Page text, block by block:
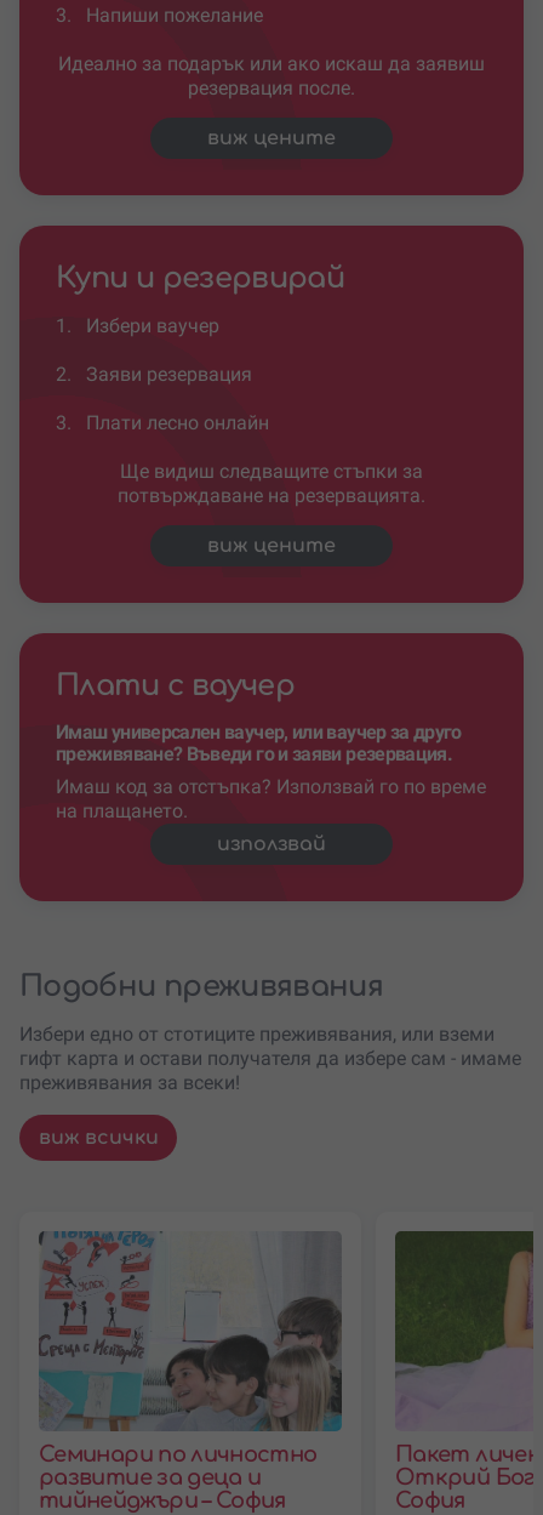
3. Напиши пожелание
Идеално за подарък или ако искаш да заявиш
резервация после.
виж цените
Купи и резервирай
1. Избери ваучер
2. Заяви резервация
3. Плати лесно онлайн
Ще видиш следващите стъпки за
потвърждаване на резервацията.
виж цените
Плати с ваучер
Имаш универсален ваучер, или ваучер за друго
преживяване? Въведи го и заяви резервация.
Имаш код за отстъпка? Използвай го по време
на плащането.
използвай
Подобни преживявания
Избери едно от стотиците преживявания, или вземи
гифт карта и остави получателя да избере сам - имаме
преживявания за всеки!
виж всички
Семинари по личностно
развитие за деца и
тийнейджъри – София
Пакет
Открий
София